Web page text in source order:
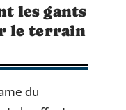
les gants
le terrain
du